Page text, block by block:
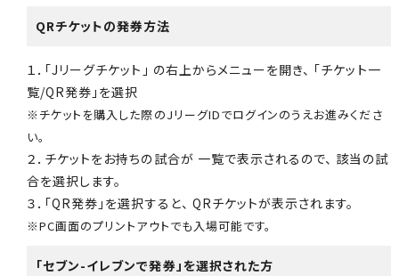
QRチケットの発券方法
１．「Jリーグチケット」 の右上からメニューを開き、 「チケット一
覧/QR発券」を選択
※チケットを購入した際のJリーグIDでログインのうえお進みくださ
い。
２．チケットをお持ちの試合が 一覧で表示されるので、 該当の試
合を選択します。
３．「QR発券」を選択すると、 QRチケットが表示されます。
※PC画面のプリントアウトでも入場可能です。
「セブン-イレブンで発券」を選択された方